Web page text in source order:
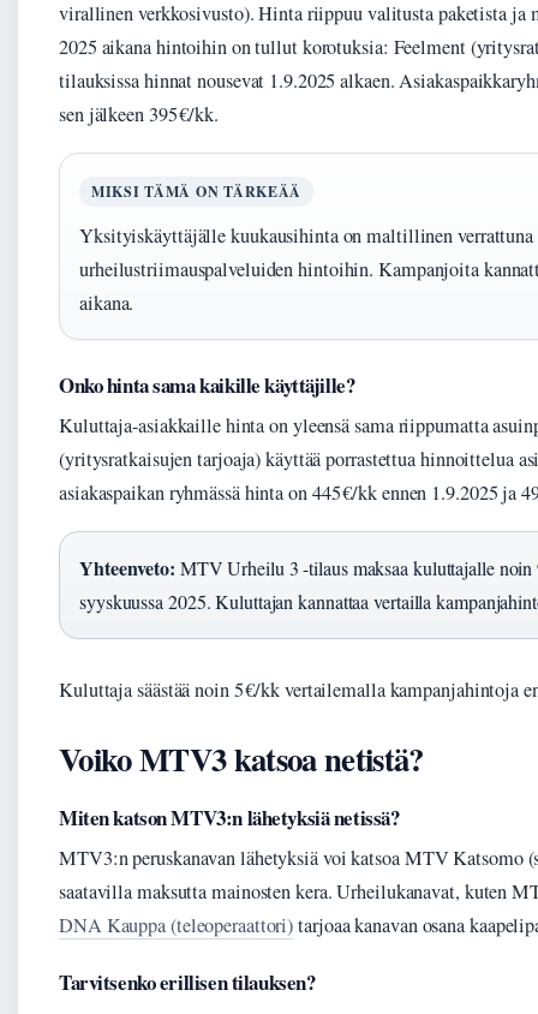
virallinen verkkosivusto). Hinta riippuu valitusta paketista ja
2025 aikana hintoihin on tullut korotuksia: Feelment
tilauksissa hinnat nousevat 1.9.2025 alkaen.
sen jälkeen 395 €/kk.
MIKSI TÄMÄ ON TÄRKEÄÄ
Yksityiskäyttäjälle kuukausihinta on maltillinen
urheilustriimauspalveluiden hintoihin. Kampanjoita
aikana.
Onko hinta sama kaikille käyttäjille?
Kuluttaja-asiakkaille hinta on yleensä sama riippumatta
(yritysratkaisujen tarjoaja) käyttää porrastettua hinnoittelua
asiakaspaikan ryhmässä hinta on 445 €/kk ennen 1.9.2025 ja
Yhteenveto: MTV Urheilu 3 -tilaus maksaa kuluttajalle
syyskuussa 2025. Kuluttajan kannattaa vertailla
Kuluttaja säästää noin 5 €/kk vertailemalla kampanjahintoja
Voiko MTV3 katsoa netistä?
Miten katson MTV3:n lähetyksiä netissä?
MTV3:n peruskanavan lähetyksiä voi katsoa MTV Katsomo
saatavilla maksutta mainosten kera. Urheilukanavat, kuten
DNA Kauppa (teleoperaattori)tarjoaa kanavan osana
Tarvitsenko erillisen tilauksen?